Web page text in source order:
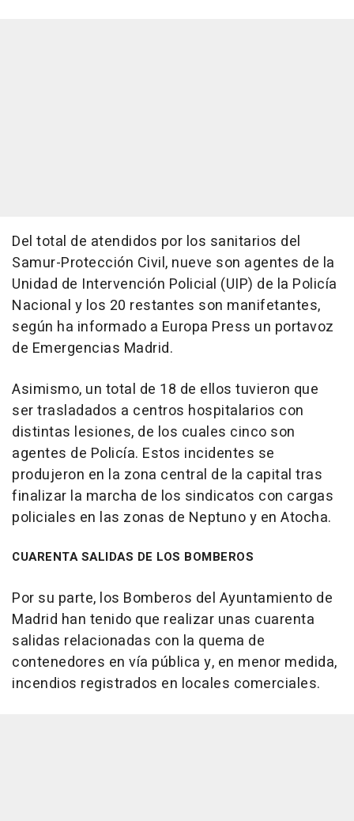
Del total de atendidos por los sanitarios del
Samur-Protección Civil, nueve son agentes de la
Unidad de Intervención Policial (UIP) de la Policía
Nacional y los 20 restantes son manifetantes,
según ha informado a Europa Press un portavoz
de Emergencias Madrid.
Asimismo, un total de 18 de ellos tuvieron que
ser trasladados a centros hospitalarios con
distintas lesiones, de los cuales cinco son
agentes de Policía. Estos incidentes se
produjeron en la zona central de la capital tras
finalizar la marcha de los sindicatos con cargas
policiales en las zonas de Neptuno y en Atocha.
CUARENTA SALIDAS DE LOS BOMBEROS
Por su parte, los Bomberos del Ayuntamiento de
Madrid han tenido que realizar unas cuarenta
salidas relacionadas con la quema de
contenedores en vía pública y, en menor medida,
incendios registrados en locales comerciales.